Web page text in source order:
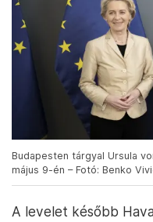
Budapesten tárgyal Ursula
május 9-én – Fotó: Benko
A levelet később